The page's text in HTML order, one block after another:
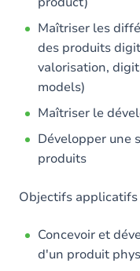
Maîtriser les
des produits
valorisation,
models)
Maîtriser le
Développer une
produits
Objectifs applicatifs
Concevoir et
d'un produit